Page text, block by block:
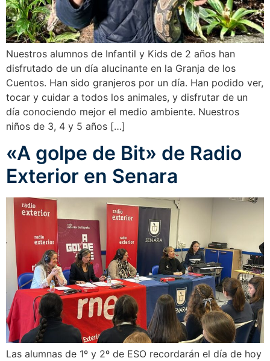
Nuestros alumnos de Infantil y Kids de 2 años han
disfrutado de un día alucinante en la Granja de los
Cuentos. Han sido granjeros por un día. Han podido ver,
tocar y cuidar a todos los animales, y disfrutar de un
día conociendo mejor el medio ambiente. Nuestros
niños de 3, 4 y 5 años […]
«A golpe de Bit» de Radio
Exterior en Senara
Las alumnas de 1º y 2º de ESO recordarán el día de hoy